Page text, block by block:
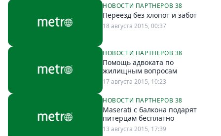
НОВОСТИ ПАРТНЕРОВ 38
Переезд без хлопот и забот
18 августа 2015, 00:37
НОВОСТИ ПАРТНЕРОВ 38
Помощь адвоката по
жилищным вопросам
17 августа 2015, 10:23
НОВОСТИ ПАРТНЕРОВ 38
Maserati с балкона подарят
питерцам бесплатно
13 августа 2015, 17:39